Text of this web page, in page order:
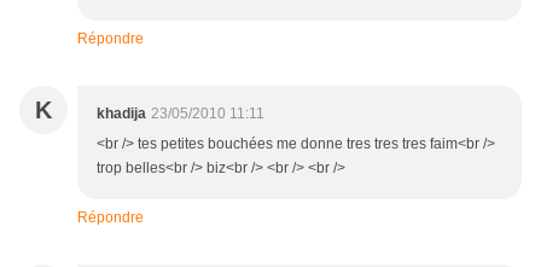
Répondre
K khadija 23/05/2010 11:11
<br /> tes petites bouchées me donne tres tres tres faim<br />
trop belles<br /> biz<br /> <br /> <br />
Répondre